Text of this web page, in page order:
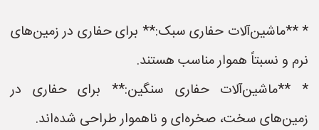
* **ماشین‌آلات حفاری سبک:** برای حفاری در زمین‌های
نرم و نسبتاً هموار مناسب هستند.
* **ماشین‌آلات حفاری سنگین:** برای حفاری در
زمین‌های سخت، صخره‌ای و ناهموار طراحی شده‌اند.